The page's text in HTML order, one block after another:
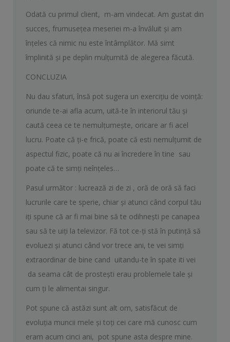
Odată cu primul client, m-am vindecat. Am gustat din
succes, frumusețea meseriei m-a învăluit și am
înțeles că nimic nu este întâmplător. Mă simt
împlinită și pe deplin mulțumită de alegerea făcută.
CONCLUZIA
Nu dau sfaturi, însă pot sugera un exercițiu de voință:
oriunde te-ai afla acum, uită-te în interiorul tău și
caută ceea ce te nemulțumește, oricare ar fi acel
lucru. Poate că ți-e frică, poate că esti nemulțumit de
aspectul fizic, poate că nu ai încredere în tine sau
poate că te simți neînțeles…
Pasul următor : lucrează zi de zi , oră de oră să faci
lucrurile care te sperie, chiar și atunci când corpul tău
iți spune că ar fi mai bine să te odihnești pe canapea
sau să te uiți la televizor. Fă tot ce-ți stă în putință să
evoluezi și atunci când vor trece ani, te vei simți
extraordinar de bine cand uitandu-te în spate iti vei
da seama cât de prostești erau problemele tale și
cum ți le alimentai singur.
Pot spune că astăzi sunt alt om, satisfăcut de
evoluția muncii mele și toți cei care mă cunosc cum
eram acum cinci ani, pot spune asta despre mine.